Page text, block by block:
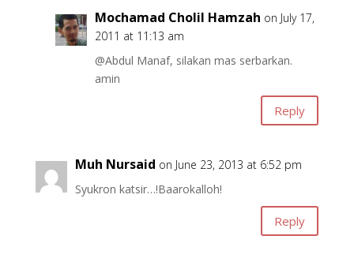
Mochamad Cholil Hamzah on July 17,
2011 at 11:13 am
@Abdul Manaf, silakan mas serbarkan.
amin
Reply
Muh Nursaid on June 23, 2013 at 6:52 pm
Syukron katsir…!Baarokalloh!
Reply